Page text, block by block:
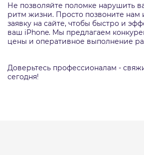
Не позволяйте поломке нарушить
ритм жизни. Просто позвоните нам
заявку на сайте, чтобы быстро и
ваш iPhone. Мы предлагаем
цены и оперативное выполнение
Доверьтесь профессионалам -
сегодня!